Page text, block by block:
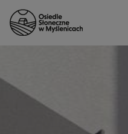
Strona główna»15